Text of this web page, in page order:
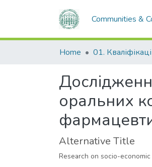
Communities &
Home
оральних
Alternative Title
Research on socio-